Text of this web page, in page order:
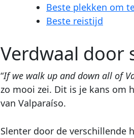
Beste plekken om
Beste reistijd
Verdwaal door
“If we walk up and down all of
zo mooi zei. Dit is je kans om
van Valparaíso.
Slenter door de verschillende